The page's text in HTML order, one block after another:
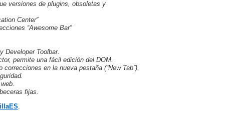
versiones de plugins, obsoletas y
Center”
“Awesome Bar”
Developer Toolbar.
permite una fácil edición del DOM.
en la nueva pestaña (“New Tab”).
fijas.
.